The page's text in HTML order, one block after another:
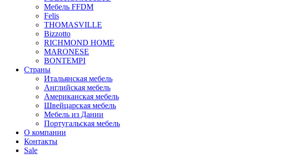
Мебель FFDM
Felis
THOMASVILLE
Bizzotto
RICHMOND HOME
MARONESE
BONTEMPI
Страны
Итальянская мебель
Английская мебель
Американская мебель
Швейцарская мебель
Мебель из Дании
Португальская мебель
О компании
Контакты
Sale